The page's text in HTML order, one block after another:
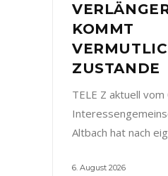
KOMMT
ZUSTANDE
TELE Z aktuell
Altbach hat nach
6. August 2026